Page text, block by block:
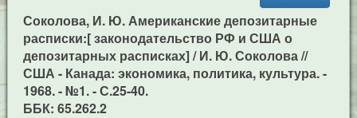
Соколова, И. Ю. Американские депозитарные
расписки:[ законодательство РФ и США о
депозитарных расписках] / И. Ю. Соколова //
США - Канада: экономика, политика, культура. -
1968. - №1. - С.25-40.
ББК: 65.262.2